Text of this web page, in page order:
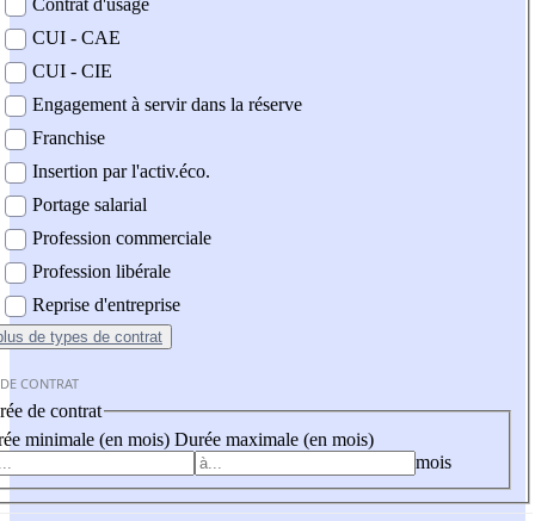
Contrat d'usage
CUI - CAE
CUI - CIE
Engagement à servir dans la réserve
Franchise
Insertion par l'activ.éco.
Portage salarial
Profession commerciale
Profession libérale
Reprise d'entreprise
de types de contrat
CONTRAT
de contrat
minimale (en mois) Durée maximale (en mois)
mois